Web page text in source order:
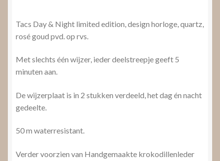
Tacs Day & Night limited edition, design horloge, quartz,
rosé goud pvd. op rvs.
Met slechts één wijzer, ieder deelstreepje geeft 5
minuten aan.
De wijzerplaat is in 2 stukken verdeeld, het dag én nacht
gedeelte.
50 m waterresistant.
Verder voorzien van Handgemaakte krokodillenleder